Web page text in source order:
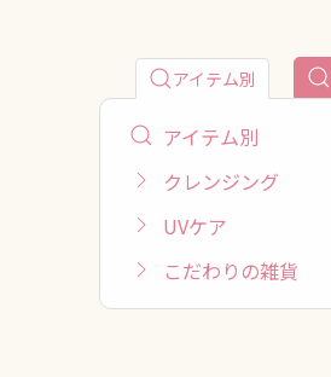
アイテム別
アイテム別
クレンジング
UVケア
こだわりの雑貨